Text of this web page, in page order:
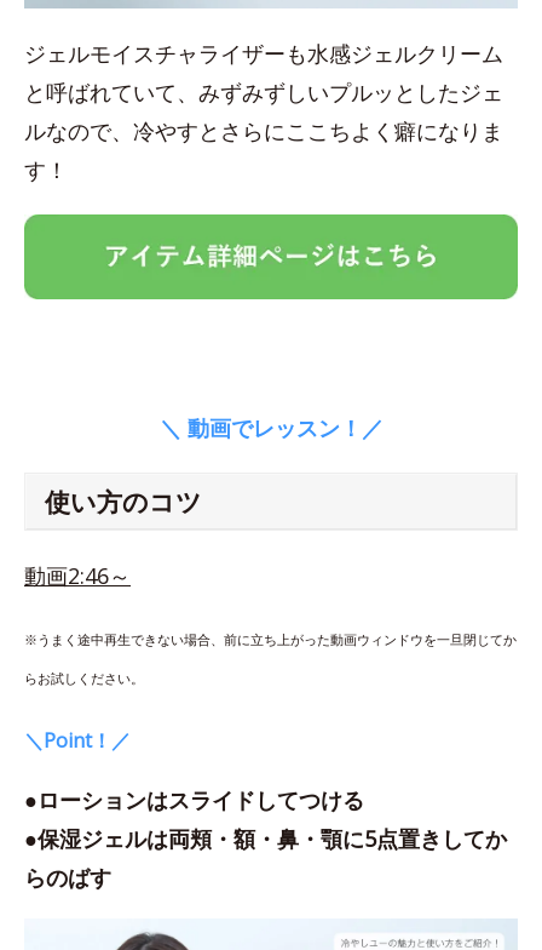
ジェルモイスチャライザーも水感ジェルクリーム
と呼ばれていて、みずみずしいプルッとしたジェ
ルなので、冷やすとさらにここちよく癖になりま
す！
＼ 動画でレッスン！／
使い方のコツ
動画2:46～
※うまく途中再生できない場合、前に立ち上がった動画ウィンドウを一旦閉じてか
らお試しください。
＼Point！／
●ローションはスライドしてつける
●保湿ジェルは両頬・額・鼻・顎に5点置きしてか
らのばす